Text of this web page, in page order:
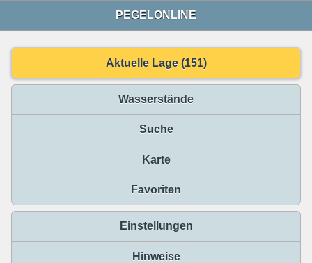
PEGELONLINE
Aktuelle Lage (151)
Wasserstände
Suche
Karte
Favoriten
Einstellungen
Hinweise